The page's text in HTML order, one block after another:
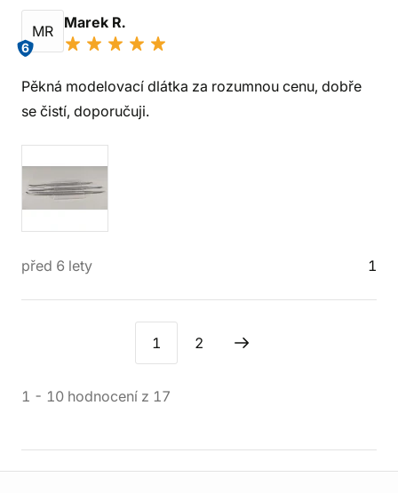
MR
6
Marek R.
Pěkná modelovací dlátka za rozumnou cenu, dobře
se čistí, doporučuji.
před 6 lety 1
1 2
1 - 10 hodnocení z 17